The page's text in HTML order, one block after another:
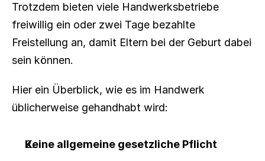
Trotzdem bieten viele Handwerksbetriebe
freiwillig ein oder zwei Tage bezahlte
Freistellung an, damit Eltern bei der Geburt dabei
sein können.
Hier ein Überblick, wie es im Handwerk
üblicherweise gehandhabt wird:
Keine allgemeine gesetzliche Pflicht